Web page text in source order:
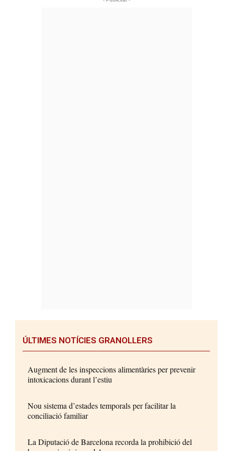
ÚLTIMES NOTÍCIES GRANOLLERS
Augment de les inspeccions alimentàries per prevenir
intoxicacions durant l’estiu
Nou sistema d’estades temporals per facilitar la
conciliació familiar
La Diputació de Barcelona recorda la prohibició del